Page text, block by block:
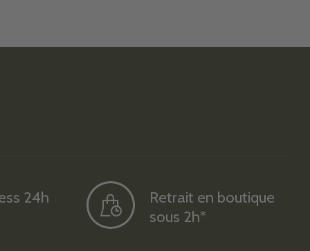
24h
Retrait en boutique
sous 2h*